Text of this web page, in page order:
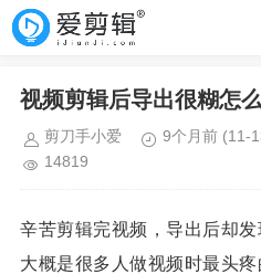
视频剪辑后导出很糊怎
剪刀手小爱 9个月前 (11-
14819
辛苦剪辑完视频，导出后却
大概是很多人做视频时最头